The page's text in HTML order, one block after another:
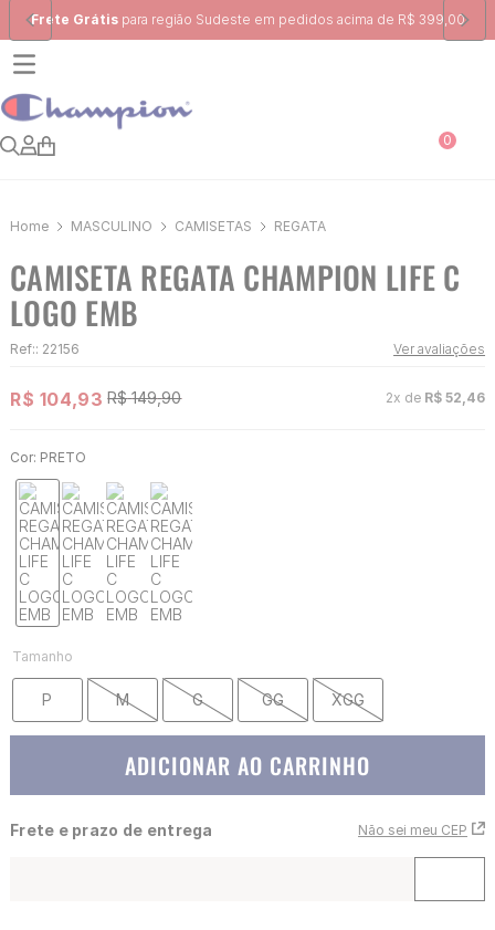
Frete Grátispara região Sudeste em pedidos acima de R$ 399,00
0
MASCULINO CAMISETAS REGATA
CAMISETA REGATA CHAMPION LIFE C
LOGO EMB
Ref:: 22156 Ver avaliações
R$ 104,93 R$ 149,90 2x de R$ 52 46
Cor: PRETO
Tamanho
P M G GG XGG
ADICIONAR AO CARRINHO
Frete e prazo de entrega Não sei meu CEP